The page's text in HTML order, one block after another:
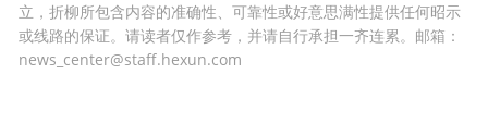
立，折柳所包含内容的准确性、可靠性或好意思满性提供任何昭示
或线路的保证。请读者仅作参考，并请自行承担一齐连累。邮箱：
news_center@staff.hexun.com